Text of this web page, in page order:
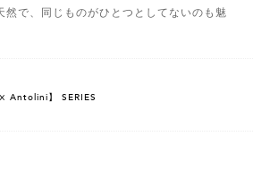
で、同じものがひとつとしてないのも魅
Antolini】 SERIES